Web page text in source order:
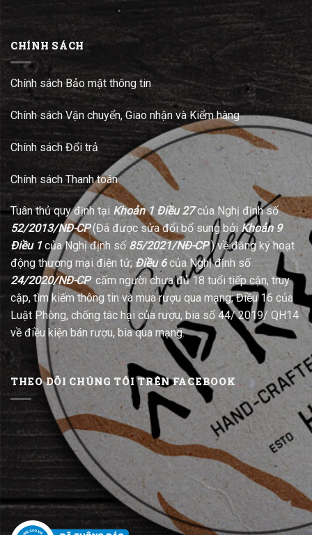
CHÍNH SÁCH
Chính sách Bảo mật thông tin
Chính sách Vận chuyển, Giao nhận và Kiểm hàng
Chính sách Đổi trả
Chính sách Thanh toán
Tuân thủ quy định tại Khoản 1 Điều 27của Nghị định số
52/2013/NĐ-CP(Đã được sửa đổi bổ sung bởi Khoản 9
Điều 1của Nghị định số 85/2021/NĐ-CP) về đăng ký hoạt
động thương mại điện tử; Điều 6của Nghị định số
24/2020/NĐ-CPcấm người chưa đủ 18 tuổi tiếp cận, truy
cập, tìm kiếm thông tin và mua rượu qua mạng; Điều 16 của
Luật Phòng, chống tác hại của rượu, bia số 44/ 2019/ QH14
về điều kiện bán rượu, bia qua mạng.
THEO DÕI CHÚNG TÔI TRÊN FACEBOOK